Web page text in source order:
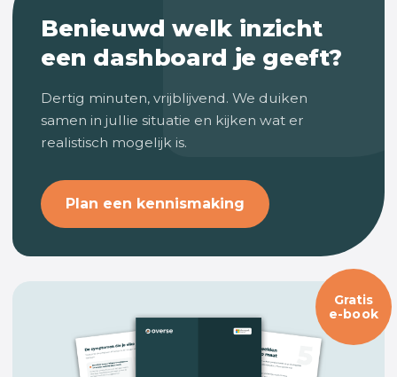
Benieuwd welk inzicht
een dashboard je geeft?
Dertig minuten, vrijblijvend. We duiken
samen in jullie situatie en kijken wat er
realistisch mogelijk is.
Plan een kennismaking
Gratis
e-book